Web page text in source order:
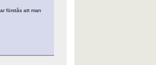
förstås att man